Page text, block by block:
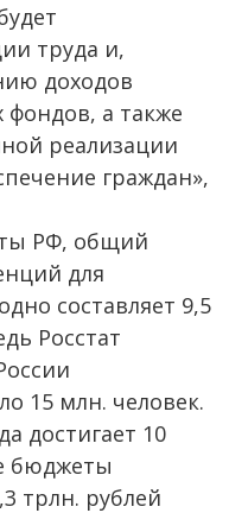
труда и,
доходов
а также
реализации
граждан»,
РФ, общий
для
составляет 9,5
Росстат
15 млн. человек.
достигает 10
бюджеты
трлн. рублей